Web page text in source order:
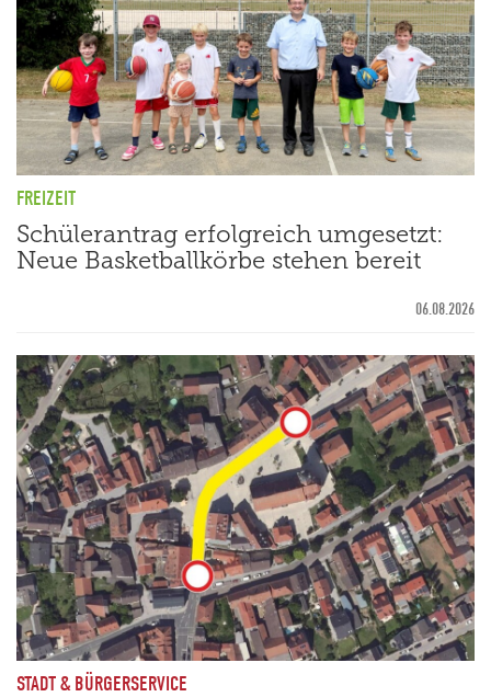
FREIZEIT
Schülerantrag erfolgreich umgesetzt:
Neue Basketballkörbe stehen bereit
06.08.2026
STADT & BÜRGERSERVICE